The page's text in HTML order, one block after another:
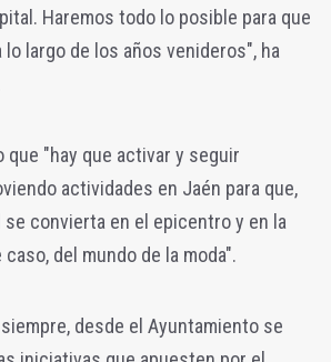
Haremos todo lo posible para que
lo largo de los años venideros", ha
que "hay que activar y seguir
actividades en Jaén para que,
se convierta en el epicentro y en la
del mundo de la moda".
desde el Ayuntamiento se